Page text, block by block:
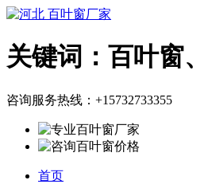
关键词：百叶窗
咨询服务热线： +15732733355
首页